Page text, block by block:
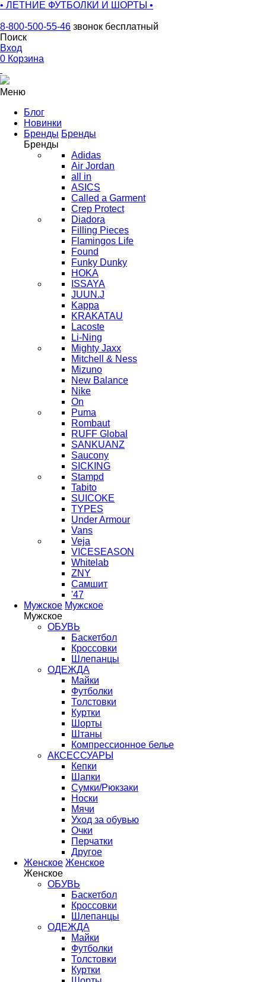
• ЛЕТНИЕ ФУТБОЛКИ И ШОРТЫ •
8-800-500-55-46 звонок бесплатный
Поиск
Вход
0 Корзина
Меню
Блог
Новинки
Бренды Бренды
Бренды
Adidas
Air Jordan
all in
ASICS
Called a Garment
Crep Protect
Diadora
Filling Pieces
Flamingos Life
Found
Funky Dunky
HOKA
ISSAYA
JUUN.J
Kappa
KRAKATAU
Lacoste
Li-Ning
Mighty Jaxx
Mitchell & Ness
Mizuno
New Balance
Nike
On
Puma
Rombaut
RUFF Global
SANKUANZ
Saucony
SICKING
Stampd
Tabito
SUICOKE
TYPES
Under Armour
Vans
Veja
VICESEASON
Whitelab
ZNY
Самшит
'47
Мужское Мужское
Мужское
ОБУВЬ
Баскетбол
Кроссовки
Шлепанцы
ОДЕЖДА
Майки
Футболки
Толстовки
Куртки
Шорты
Штаны
Компрессионное белье
АКСЕССУАРЫ
Кепки
Шапки
Сумки/Рюкзаки
Носки
Мячи
Уход за обувью
Очки
Перчатки
Другое
Женское Женское
Женское
ОБУВЬ
Баскетбол
Кроссовки
Шлепанцы
ОДЕЖДА
Майки
Футболки
Толстовки
Куртки